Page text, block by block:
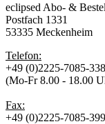
eclipsed Abo- &
Postfach 1331
53335 Meckenheim
Telefon:
+49 (0)2225-7085-338
(Mo-Fr 8.00 - 18.00
Fax:
+49 (0)2225-7085-399